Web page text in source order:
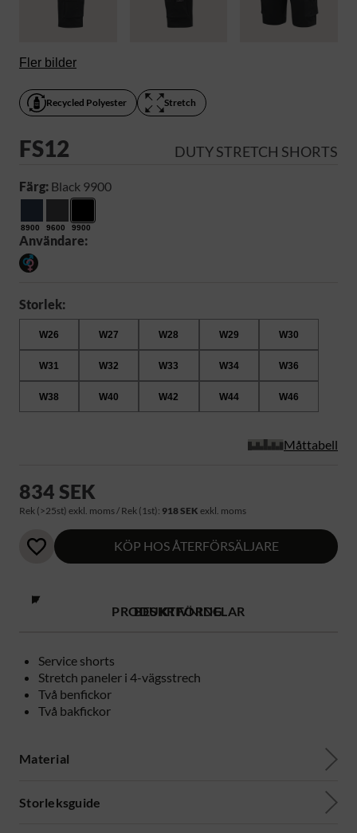
Fler bilder
Recycled Polyester Stretch
FS12 DUTY STRETCH SHORTS
Färg: Black 9900
8900 9600 9900
Användare:
Storlek:
W26 W27 W28 W29 W30
W31 W32 W33 W34 W36
W38 W40 W42 W44 W46
Måttabell
834 SEK
Rek (>25st) exkl. moms / Rek (1st): 918 SEK exkl. moms
KÖP HOS ÅTERFÖRSÄLJARE
PRODUKTFÖRDELAR
Service shorts
Stretch paneler i 4-vägsstrech
Två benfickor
Två bakfickor
BESKRIVNING
Material
Storleksguide